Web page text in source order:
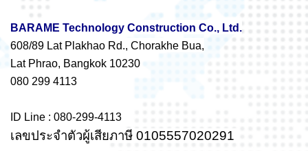
BARAME Technology Construction Co., Ltd.
608/89 Lat Plakhao Rd., Chorakhe Bua,
Lat Phrao, Bangkok 10230
080 299 4113
ID Line : 080-299-4113
เลขประจำตัวผู้เสียภาษี 0105557020291